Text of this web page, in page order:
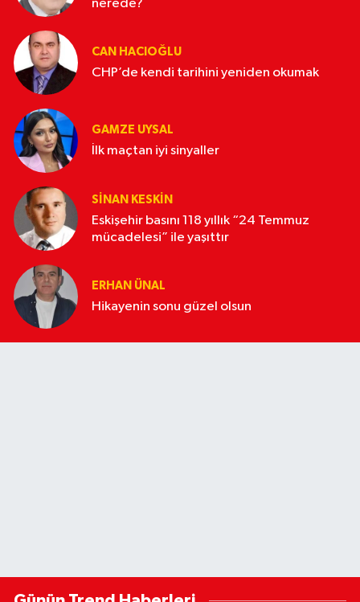
nerede?
CAN HACIOĞLU
CHP’de kendi tarihini yeniden okumak
GAMZE UYSAL
İlk maçtan iyi sinyaller
SINAN KESKIN
Eskişehir basını 118 yıllık “24 Temmuz
mücadelesi” ile yaşıttır
ERHAN ÜNAL
Hikayenin sonu güzel olsun